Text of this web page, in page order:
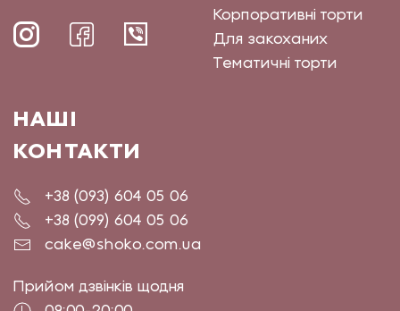
Корпоративні торти
Для закоханих
Тематичні торти
НАШІ
КОНТАКТИ
+38 (093) 604 05 06
+38 (099) 604 05 06
cake@shoko.com.ua
Прийом дзвінків щодня